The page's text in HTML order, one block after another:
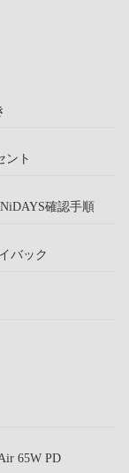
ント
確認手順
バック
65W PD